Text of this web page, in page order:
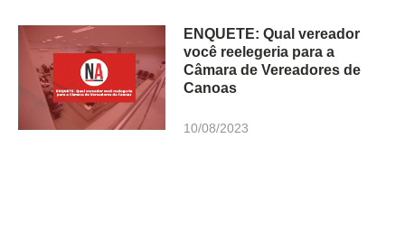
ENQUETE: Qual vereador
você reelegeria para a
Câmara de Vereadores de
Canoas
10/08/2023